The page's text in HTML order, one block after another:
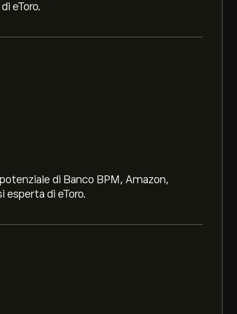
eToro.
di Banco BPM, Amazon,
esperta di eToro.